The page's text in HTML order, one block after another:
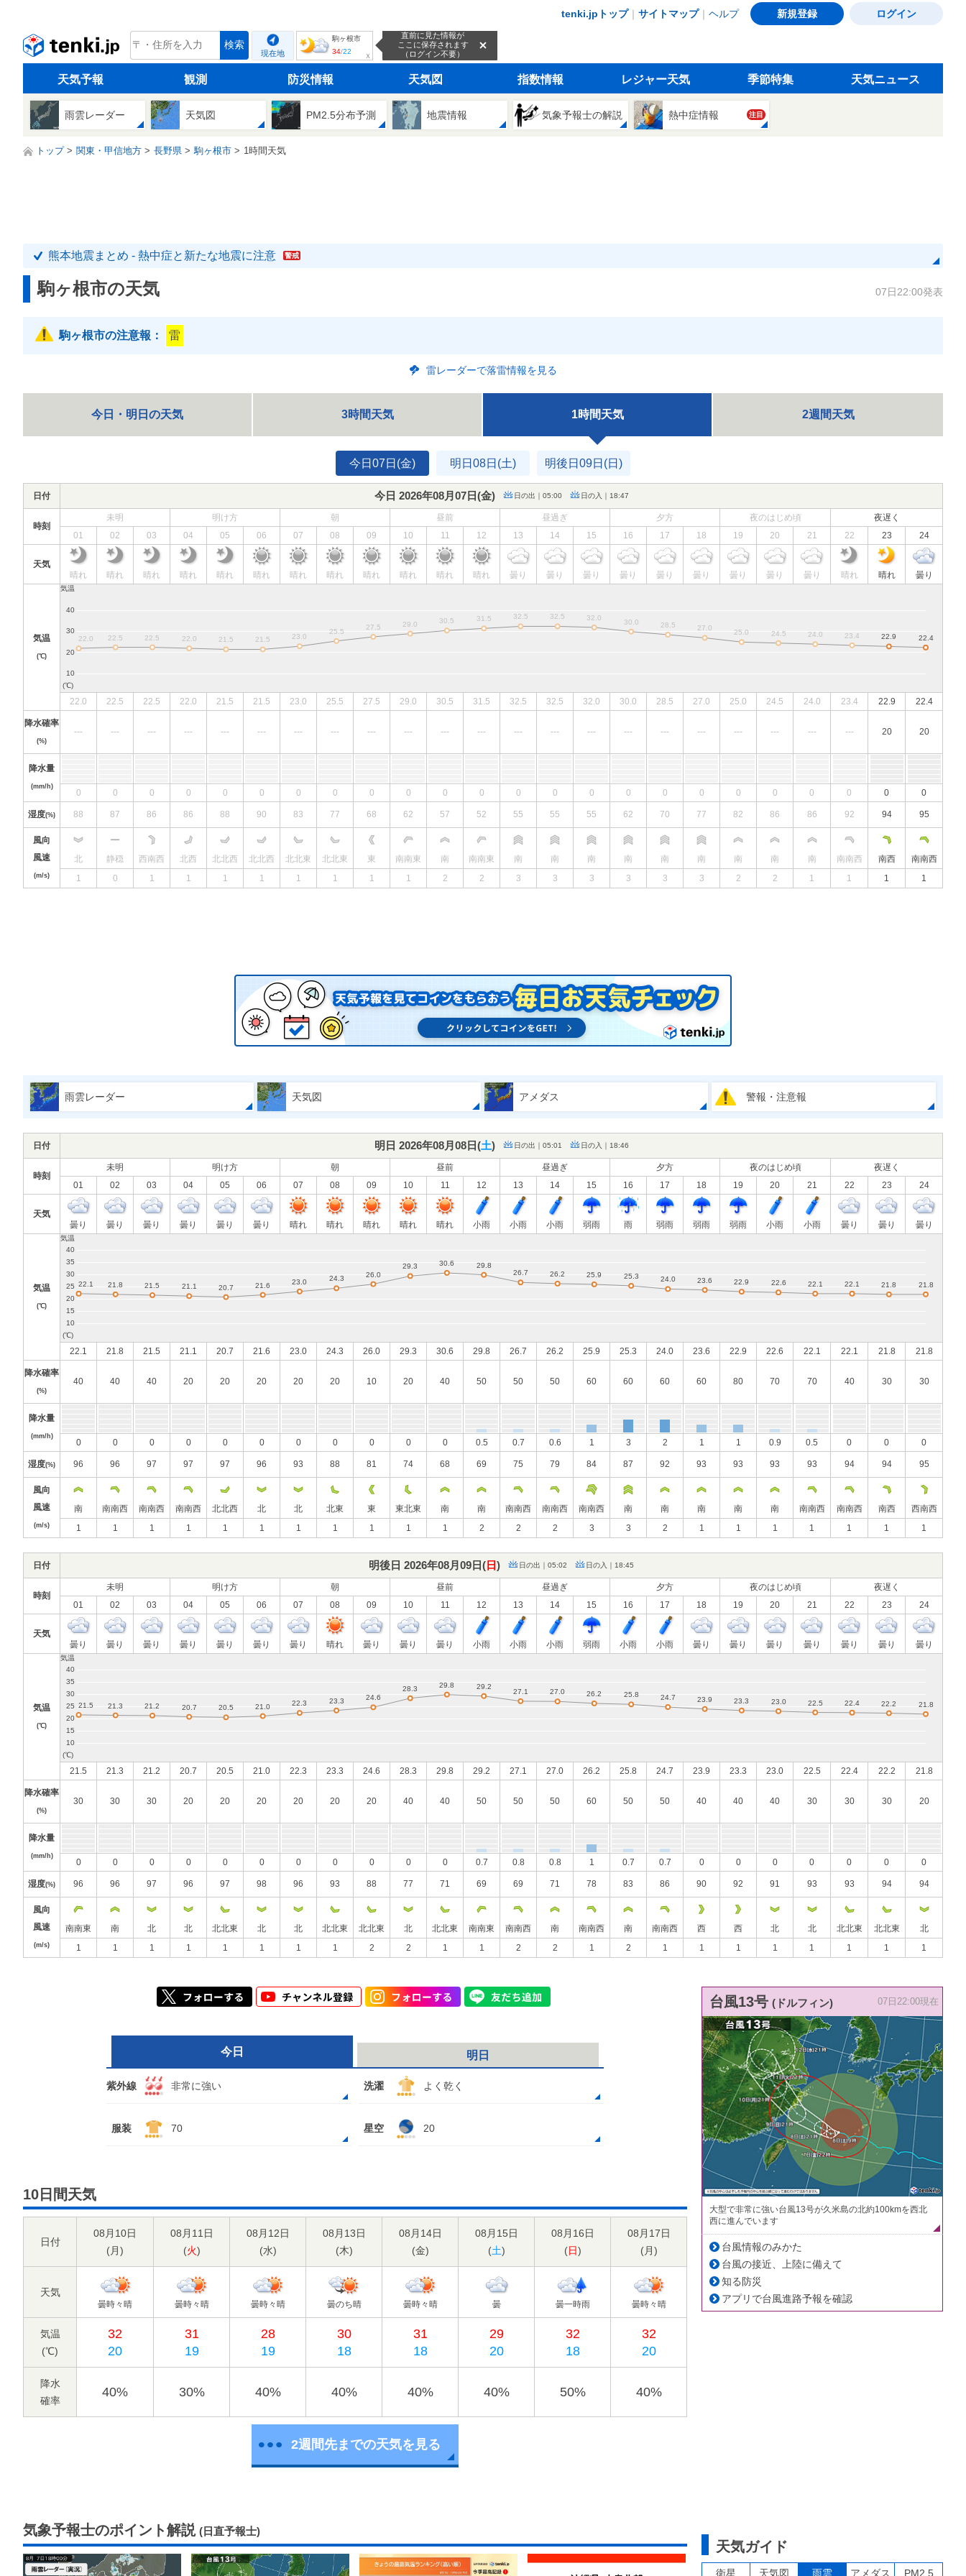
tenki.jpトップ｜ サイトマップ｜ ヘルプ 新規登録 ログイン
tenki.jp 検索
現在地
駒ヶ根市
34/22 ｘ
直前に見た情報が
ここに保存されます
（ログイン不要）
天気予報 観測 防災情報 天気図 指数情報 レジャー天気 季節特集 天気ニュース
雨雲レーダー 天気図 PM2.5分布予測 地震情報 気象予報士の解説 熱中症情報 注目
トップ 関東・甲信地方 長野県 駒ヶ根市 1時間天気
熊本地震まとめ - 熱中症と新たな地震に注意 警戒
駒ヶ根市の天気 07日22:00発表
駒ヶ根市の注意報： 雷
雷レーダーで落雷情報を見る
今日・明日の天気 3時間天気 1時間天気 2週間天気
今日07日(金) 明日08日(土) 明後日09日(日)
日付 今日 2026年08月07日(金) 日の出｜05:00 日の入｜18:47
時刻
未明 明け方 朝 昼前 昼過ぎ 夕方 夜のはじめ頃
夜遅く
01
02 03 04 05 06 07 08 09 10 11 12 13 14 15 16 17 18 19 20 21 22 23 24
天気
晴れ
晴れ 晴れ 晴れ 晴れ 晴れ 晴れ 晴れ 晴れ 晴れ 晴れ 晴れ 曇り 曇り 曇り 曇り 曇り 曇り 曇り 曇り 曇り 晴れ 晴れ 曇り
気温
(℃)
22.0 22.5 22.5 22.0 21.5 21.5 23.0 25.5 27.5 29.0 30.5 31.5 32.5 32.5 32.0 30.0 28.5 27.0 25.0 24.5 24.0 23.4 22.9 22.4
降水確率
(%)
--- --- --- --- --- --- --- --- --- --- --- --- --- --- --- --- --- --- --- --- --- --- 20 20
降水量
(mm/h)
0 0 0 0 0 0 0 0 0 0 0 0 0 0 0 0 0 0 0 0 0 0 0 0
湿度(%) 88 87 86 86 88 90 83 77 68 62 57 52 55 55 55 62 70 77 82 86 86 92 94 95
風向
風速
(m/s)
北 静穏 西南西 北西 北北西 北北西 北北東 北北東 東 南南東 南 南南東 南 南 南 南 南 南 南 南 南 南南西 南西
南南西
1
0 1 1 1 1 1 1 1 1 2 2 3 3 3 3 3 3 2 2 1 1 1 1
雨雲レーダー 天気図 アメダス 警報・注意報
日付 明日 2026年08月08日(土) 日の出｜05:01 日の入｜18:46
時刻
未明 明け方 朝 昼前 昼過ぎ 夕方 夜のはじめ頃
夜遅く
01
02 03 04 05 06 07 08 09 10 11 12 13 14 15 16 17 18 19 20 21 22 23 24
天気
曇り
曇り 曇り 曇り 曇り 曇り 晴れ 晴れ 晴れ 晴れ 晴れ 小雨 小雨 小雨 弱雨 雨 弱雨 弱雨 弱雨 小雨 小雨 曇り 曇り 曇り
気温
(℃)
22.1 21.8 21.5 21.1 20.7 21.6 23.0 24.3 26.0 29.3 30.6 29.8 26.7 26.2 25.9 25.3 24.0 23.6 22.9 22.6 22.1 22.1 21.8 21.8
降水確率
(%)
40 40 40 20 20 20 20 20 10 20 40 50 50 50 60 60 60 60 80 70 70 40 30 30
降水量
(mm/h)
0 0 0 0 0 0 0 0 0 0 0 0.5 0.7 0.6 1 3 2 1 1 0.9 0.5 0 0 0
湿度(%) 96 96 97 97 97 96 93 88 81 74 68 69 75 79 84 87 92 93 93 93 93 94 94 95
風向
風速
(m/s)
南 南南西 南南西 南南西 北北西 北 北 北東 東 東北東 南 南 南南西 南南西 南南西 南 南 南 南 南 南南西 南南西 南西
西南西
1
1 1 1 1 1 1 1 1 1 1 2 2 2 3 3 2 1 1 1 1 1 1 1
日付 明後日 2026年08月09日( 日) 日の出｜05:02 日の入｜18:45
時刻
未明 明け方 朝 昼前 昼過ぎ 夕方 夜のはじめ頃
夜遅く
01
02 03 04 05 06 07 08 09 10 11 12 13 14 15 16 17 18 19 20 21 22 23 24
天気
曇り
曇り 曇り 曇り 曇り 曇り 曇り 晴れ 曇り 曇り 曇り 小雨 小雨 小雨 弱雨 小雨 小雨 曇り 曇り 曇り 曇り 曇り 曇り 曇り
気温
(℃)
21.5 21.3 21.2 20.7 20.5 21.0 22.3 23.3 24.6 28.3 29.8 29.2 27.1 27.0 26.2 25.8 24.7 23.9 23.3 23.0 22.5 22.4 22.2 21.8
降水確率
(%)
30 30 30 20 20 20 20 20 20 40 40 50 50 50 60 50 50 40 40 40 30 30 30 20
降水量
(mm/h)
0 0 0 0 0 0 0 0 0 0 0 0.7 0.8 0.8 1 0.7 0.7 0 0 0 0 0 0 0
湿度(%) 96 96 97 96 97 98 96 93 88 77 71 69 69 71 78 83 86 90 92 91 93 93 94 94
風向
風速
(m/s)
南南東 南 北 北 北北東 北 北 北北東 北北東 北 北北東 南南東 南南西 南 南南西 南 南南西 西 西 北 北 北北東 北北東
北
1
1 1 1 1 1 1 1 2 2 1 1 2 2 1 2 1 1 1 1 1 1 1 1
今日 明日
紫外線 非常に強い 洗濯 よく乾く
服装 70 星空 20
10日間天気
日付
08月10日
(月)
08月11日
(火)
08月12日
(水)
08月13日
(木)
08月14日
(金)
08月15日
(土)
08月16日
(日)
08月17日
(月)
天気
曇時々晴 曇時々晴 曇時々晴 曇のち晴 曇時々晴 曇 曇一時雨 曇時々晴
気温
(℃)
32
20
31
19
28
19
30
18
31
18
29
20
32
18
32
20
降水
確率
40% 30% 40% 40% 40% 40% 50% 40%
2週間先までの天気を見る
気象予報士のポイント解説 (日直予報士)
台風13号 (ドルフィン) 07日22:00現在
大型で非常に強い台風13号が久米島の北約100kmを西北
西に進んでいます
台風情報のみかた
台風の接近、上陸に備えて
知る防災
アプリで台風進路予報を確認
天気ガイド
衛星 天気図 雨雲 アメダス PM2.5